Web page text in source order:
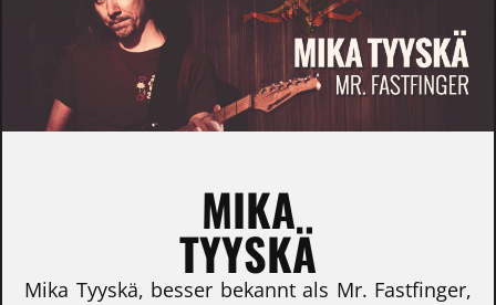
MIKA
TYYSKÄ
Mika Tyyskä, besser bekannt als Mr. Fastfinger,